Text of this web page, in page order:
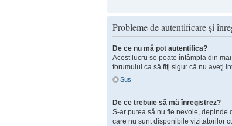
Probleme de autentificare şi
De ce nu mă pot autentifica?
Acest lucru se poate întâmpla din
forumului ca să fiţi sigur că nu aveţi
Sus
De ce trebuie să mă înregistrez?
S-ar putea să nu fie nevoie, depinde
care nu sunt disponibile vizitatorilor